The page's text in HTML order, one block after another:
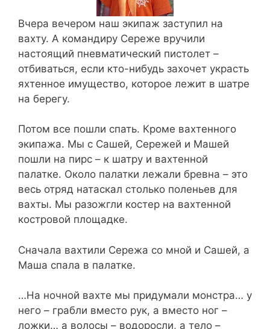
Вчера вечером наш экипаж заступил на
вахту. А командиру Сереже вручили
настоящий пневматический пистолет –
отбиваться, если кто-нибудь захочет украсть
яхтенное имущество, которое лежит в шатре
на берегу.
Потом все пошли спать. Кроме вахтенного
экипажа. Мы с Сашей, Сережей и Машей
пошли на пирс – к шатру и вахтенной
палатке. Около палатки лежали бревна – это
весь отряд натаскал столько поленьев для
вахты. Мы разожгли костер на вахтенной
костровой площадке.
Сначала вахтили Сережа со мной и Сашей, а
Маша спала в палатке.
…На ночной вахте мы придумали монстра… у
него – грабли вместо рук, а вместо ног –
ложки… а волосы – водоросли, а тело –